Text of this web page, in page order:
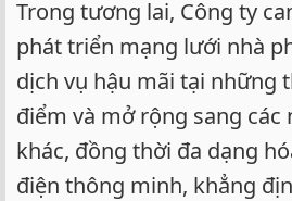
Trong tương lai, Công ty
phát triển mạng lưới nhà
dịch vụ hậu mãi tại những
điểm và mở rộng sang các
khác, đồng thời đa dạng
điện thông minh, khẳng